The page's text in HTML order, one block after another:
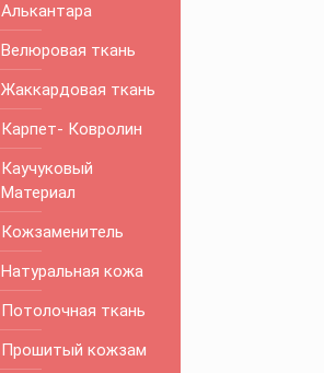
Алькантара
Велюровая ткань
Жаккардовая ткань
Карпет- Ковролин
Каучуковый
Материал
Кожзаменитель
Натуральная кожа
Потолочная ткань
Прошитый кожзам